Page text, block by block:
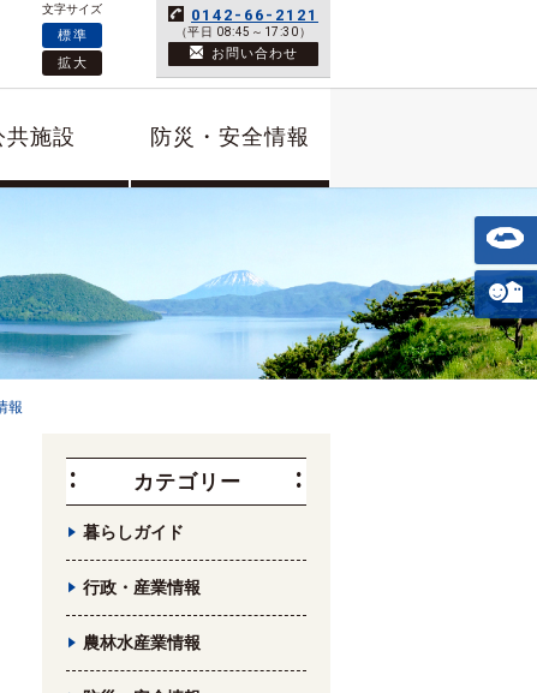
共施設 防災・安全情報
文字サイズ
標準
拡大
0142-66-2121
（平日 08:45～17:30）
お問い合わせ
報
カテゴリー
暮らしガイド
行政・産業情報
農林水産業情報